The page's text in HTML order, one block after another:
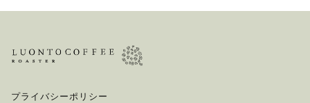
プライバシーポリシー